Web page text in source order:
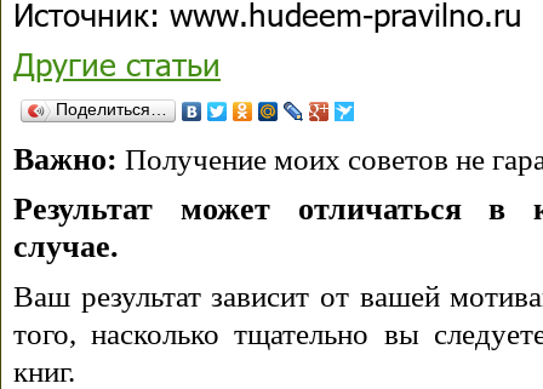
Источник: www.hudeem-pravilno.ru
Другие статьи
Поделиться…
Важно: Получение моих советов не
Результат может отличаться в
случае.
Ваш результат зависит от вашей
того, насколько тщательно вы
книг.